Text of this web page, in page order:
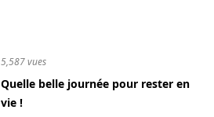
5,587 vues
Quelle belle journée pour rester en
vie !